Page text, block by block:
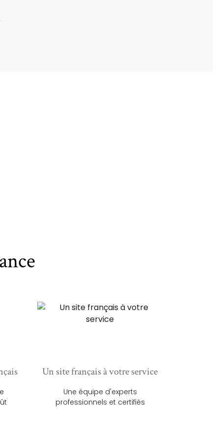
Un site français à votre service
Une équipe d'experts
professionnels et certifiés